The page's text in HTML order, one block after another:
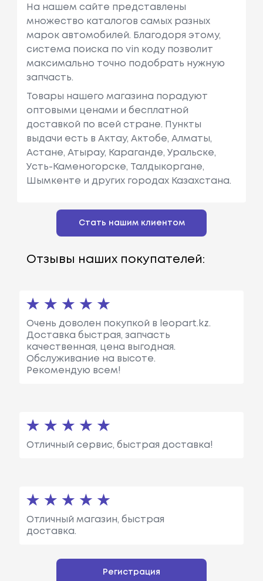
На нашем сайте представлены
множество каталогов самых разных
марок автомобилей. Благодоря этому,
система поиска по vin коду позволит
максимально точно подобрать нужную
запчасть.
Товары нашего магазина порадуют
оптовыми ценами и бесплатной
доставкой по всей стране. Пункты
выдачи есть в Актау, Актобе, Алматы,
Астане, Атырау, Караганде, Уральске,
Усть-Каменогорске, Талдыкоргане,
Шымкенте и других городах Казахстана.
Стать нашим клиентом
Отзывы наших покупателей:
Очень доволен покупкой в leopart.kz.
Доставка быстрая, запчасть
качественная, цена выгодная.
Обслуживание на высоте.
Рекомендую всем!
Отличный сервис, быстрая доставка!
Отличный магазин, быстрая
доставка.
Регистрация